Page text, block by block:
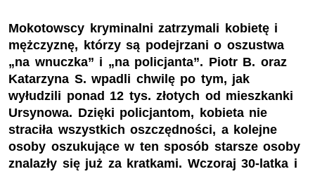
Mokotowscy kryminalni zatrzymali kobietę i
mężczyznę, którzy są podejrzani o oszustwa
„na wnuczka” i „na policjanta”. Piotr B. oraz
Katarzyna S. wpadli chwilę po tym, jak
wyłudzili ponad 12 tys. złotych od mieszkanki
Ursynowa. Dzięki policjantom, kobieta nie
straciła wszystkich oszczędności, a kolejne
osoby oszukujące w ten sposób starsze osoby
znalazły się już za kratkami. Wczoraj 30-latka i